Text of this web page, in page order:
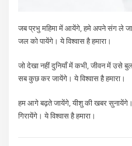
जब प्रभु महिमा में आयेंगे, हमे अपने संग ले
जल को पायेंगे। ये विश्वास है हमारा।
जो देखा नहीं दुनियाँ में कभी, जीवन में उसे
सब कुछ कर जायेंगे। ये विश्वास है हमारा।
हम आगे बढ़ते जायेंगे, यीशु की खबर
गिरायेंगे। ये विश्वास है हमारा।